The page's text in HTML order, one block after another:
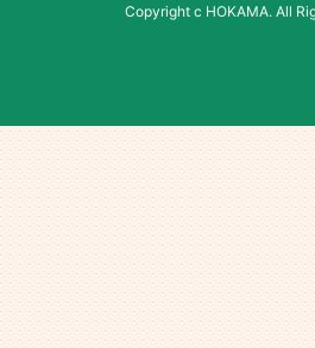
Copyright c HOKAMA. All